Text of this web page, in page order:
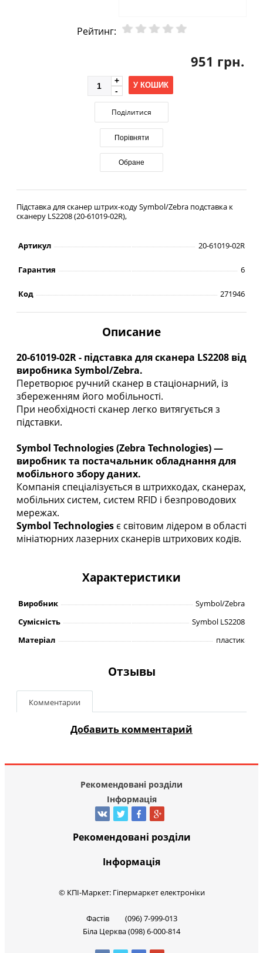
Рейтинг:
951 грн.
У КОШИК
Поділитися
Порівняти
Обране
Підставка для сканер штрих-коду Symbol/Zebra подставка к
сканеру LS2208 (20-61019-02R),
Артикул 20-61019-02R
Гарантия 6
Код 271946
Описание
20-61019-02R - підставка для сканера LS2208 від
виробника Symbol/Zebra.
Перетворює ручний сканер в стаціонарний, із
збереженням його мобільності.
При необхідності сканер легко витягується з
підставки.
Symbol Technologies (Zebra Technologies) —
виробник та постачальник обладнання для
мобільного збору даних.
Компанія спеціалізується в штрихкодах, сканерах,
мобільних систем, систем RFID і безпроводових
мережах.
Symbol Technologies є світовим лідером в області
мініатюрних лазерних сканерів штрихових кодів.
Характеристики
Виробник
Symbol/Zebra
Сумісність
Symbol LS2208
Матеріал
пластик
Отзывы
Комментарии
Добавить комментарий
Рекомендовані розділи
Інформація
Рекомендовані розділи
Інформація
© КПІ-Маркет: Гіпермаркет електроніки
Фастів (096) 7-999-013
Біла Церква (098) 6-000-814